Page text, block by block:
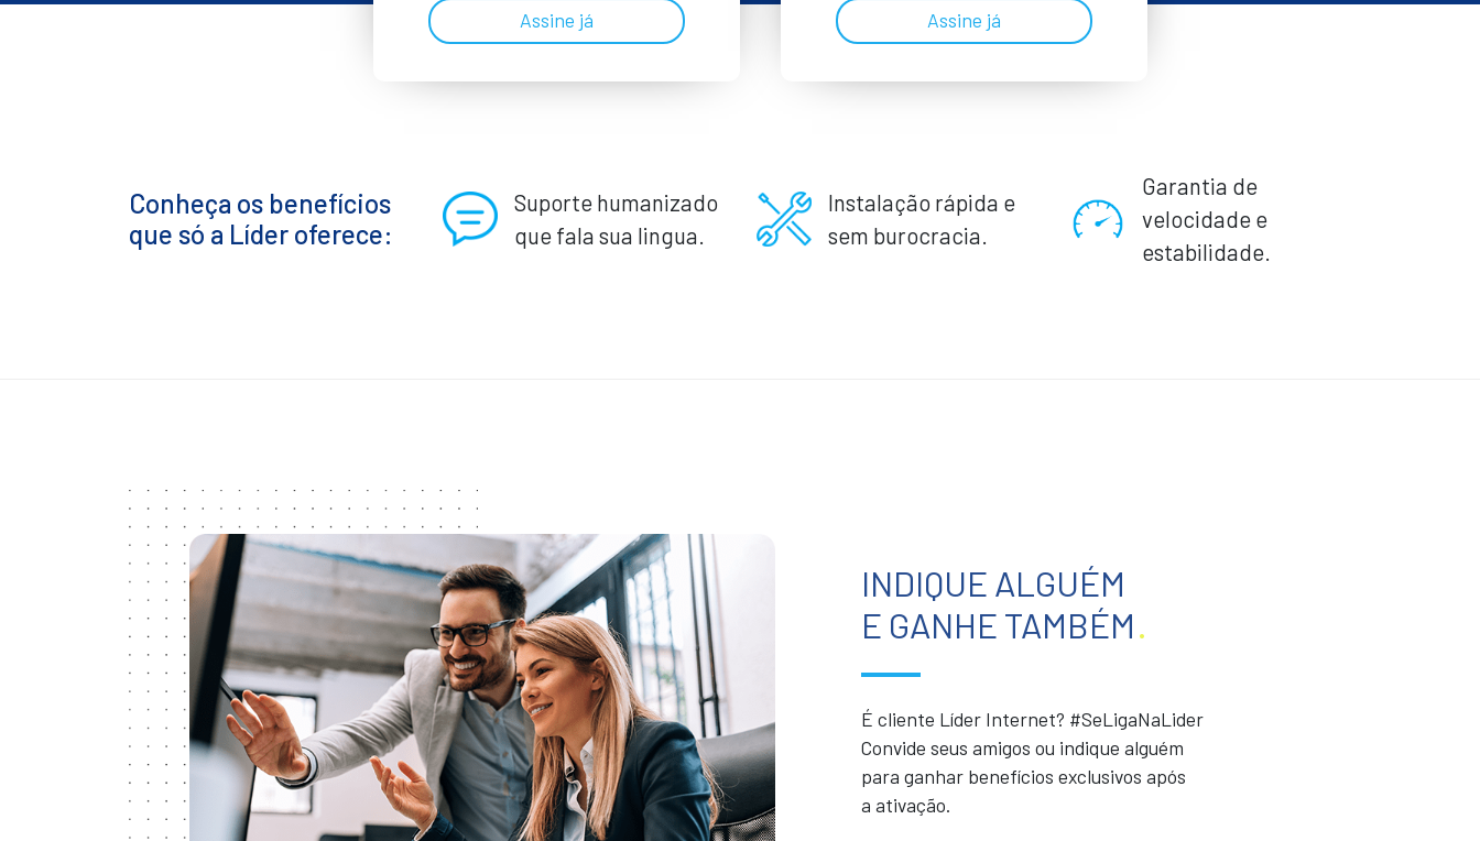
Assine já Assine já
Conheça os benefícios
que só a Líder oferece:
Suporte humanizado
que fala sua lingua.
Instalação rápida e
sem burocracia.
Garantia de
velocidade e
estabilidade.
INDIQUE ALGUÉM
E GANHE TAMBÉM.
É cliente Líder Internet? #SeLigaNaLider
Convide seus amigos ou indique alguém
para ganhar benefícios exclusivos após
a ativação.